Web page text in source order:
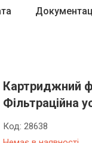
Картриджний
Фільтраційна
Код:28638